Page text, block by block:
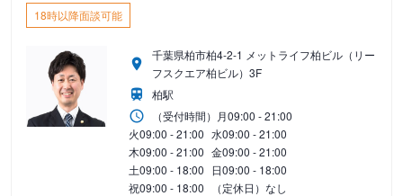
18時以降面談可能
千葉県柏市柏4-2-1 メットライフ柏ビル（リー
フスクエア柏ビル）3F
柏駅
（受付時間） 月09:00 - 21:00
火09:00 - 21:00 水09:00 - 21:00
木09:00 - 21:00 金09:00 - 21:00
土09:00 - 18:00 日09:00 - 18:00
祝09:00 - 18:00 （定休日）なし